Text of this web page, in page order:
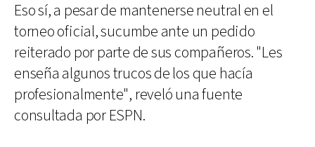
Eso sí, a pesar de mantenerse neutral en el
torneo oficial, sucumbe ante un pedido
reiterado por parte de sus compañeros. "Les
enseña algunos trucos de los que hacía
profesionalmente", reveló una fuente
consultada por ESPN.